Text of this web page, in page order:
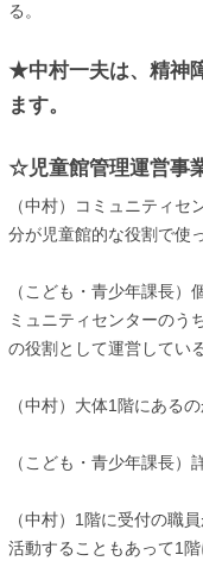
る。
★中村一夫は、精神
ます。
☆児童館管理運営事
（中村）コミュニティ
分が児童館的な役割で使
（こども・青少年課長
ミュニティセンターのう
の役割として運営している
（中村）大体1階にある
（こども・青少年課長）
（中村）1階に受付の職
活動することもあって1